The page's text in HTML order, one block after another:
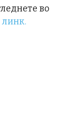
во
линк.